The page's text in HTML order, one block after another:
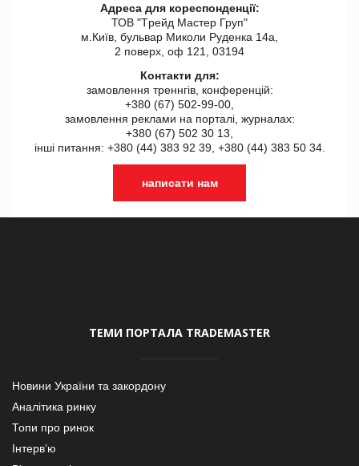
Адреса для кореспонденції:
ТОВ "Tрейд Мастер Груп"
м.Київ, бульвар Миколи Руденка 14а,
2 поверх, оф 121, 03194
Контакти для:
замовлення треннгів, конференцій:
+380 (67) 502-99-00,
замовлення реклами на порталі, журналах:
+380 (67) 502 30 13,
інші питання: +380 (44) 383 92 39, +380 (44) 383 50 34.
написати нам
ТЕМИ ПОРТАЛА TRADEMASTER
Новини України та закордону
Аналітика ринку
Топи про ринок
Інтерв’ю